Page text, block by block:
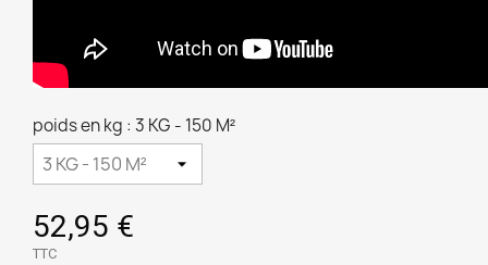
poids en kg : 3 KG - 150 M²
52,95 €
TTC